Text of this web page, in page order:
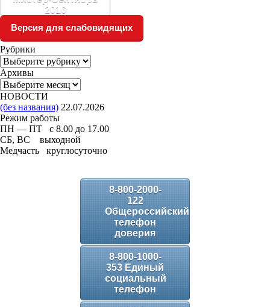
2016
Версия для слабовидящих
Рубрики
Рубрики
Архивы
Архивы
НОВОСТИ
(без названия) 22.07.2026
Режим работы
ПН — ПТ с 8.00 до 17.00
СБ, ВС выходной
Медчасть круглосуточно
8-800-2000-
122
Общероссийский
телефон
доверия
8-800-1000-
353 Единый
социальный
телефон